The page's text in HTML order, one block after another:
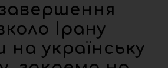
Ірану
на українську